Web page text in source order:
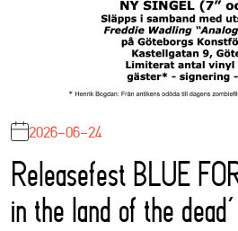
2026-06-24
Releasefest BLUE
in the land of the